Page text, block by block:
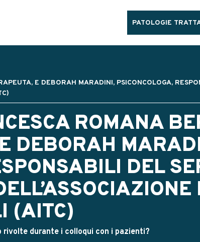
PATOLOGIE
E DEBORAH MARADINI, PSICONCOLOGA,
ROMANA
DEBORAH
DEL
(AITC)
rivolte durante i colloqui con i pazienti?